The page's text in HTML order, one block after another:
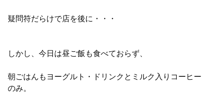
疑問符だらけで店を後に・・・
しかし、今日は昼ご飯も食べておらず、
朝ごはんもヨーグルト・ドリンクとミルク入りコーヒー
のみ。